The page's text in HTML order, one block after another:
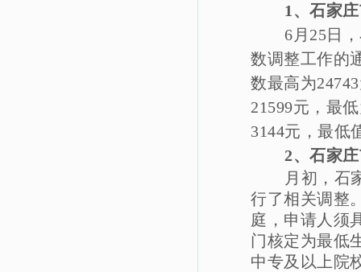
1、石家
6月25日
数调整工作的
数最高为
21599元，最
3144元，最低
2、石家
月初，石
行了相关调整
庭，申请人须
门核定为最低
中专及以上院